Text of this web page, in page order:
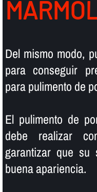
Del mismo modo,
para conseguir
para pulimento de
El pulimento de
debe realizar
garantizar que su
buena apariencia.